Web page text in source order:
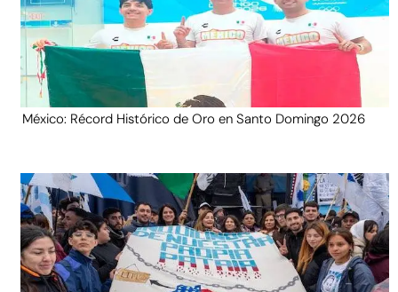
México: Récord Histórico de Oro en Santo Domingo 2026